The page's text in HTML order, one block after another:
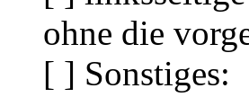
ohne die
[ ] Sonstiges: